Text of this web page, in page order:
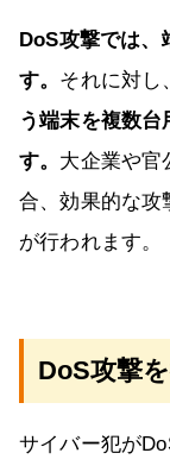
DoS攻撃では
す。 それに対し
う端末を複数台
す。 大企業や官
合、効果的な攻
が行われます。
DoS攻撃
サイバー犯が